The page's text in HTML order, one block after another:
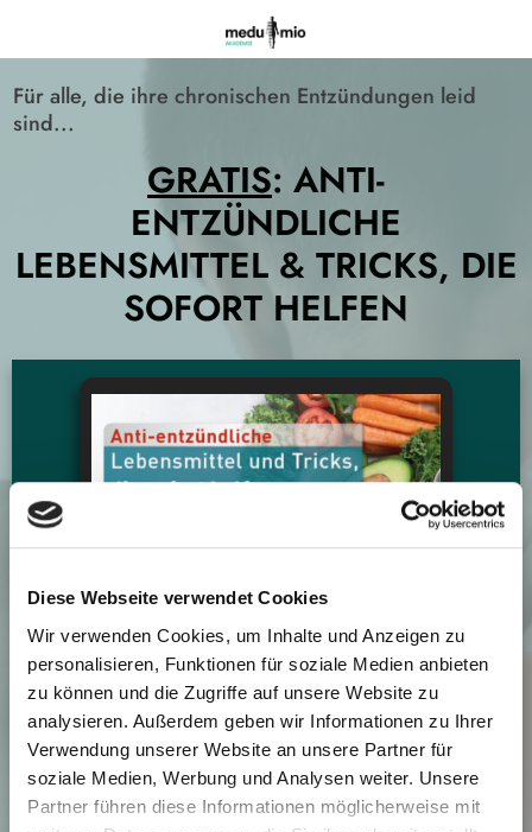
Diese Webseite verwendet Cookies
Wir verwenden Cookies, um Inhalte und Anzeigen zu
personalisieren, Funktionen für soziale Medien anbieten
zu können und die Zugriffe auf unsere Website zu
analysieren. Außerdem geben wir Informationen zu Ihrer
Verwendung unserer Website an unsere Partner für
soziale Medien, Werbung und Analysen weiter. Unsere
Partner führen diese Informationen möglicherweise mit
Für alle, die ihre chronischen Entzündungen leid
sind...
GRATIS: ANTI-
ENTZÜNDLICHE
LEBENSMITTEL & TRICKS, DIE
SOFORT HELFEN